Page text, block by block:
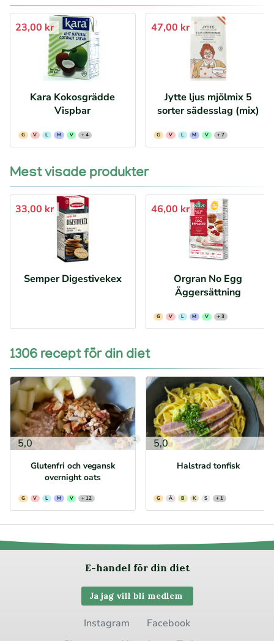
23,00 kr
Kara Kokosgrädde
Vispbar
G V L M V + 4
47,00 kr
Jytte ljus mjölmix 5
sorter sädesslag (mix)
G V L M V + 7
Mest visade produkter
33,00 kr
Semper Digestivekex
46,00 kr
Orgran No Egg
Äggersättning
G V L M V + 3
1306 recept för din diet
5,0 1
Glutenfri och vegansk
overnight oats
G V L M V + 12
5,0
Halstrad tonfisk
G Ä B K S + 1
E-handel för din diet
Ja jag vill bli medlem
Instagram
Facebook